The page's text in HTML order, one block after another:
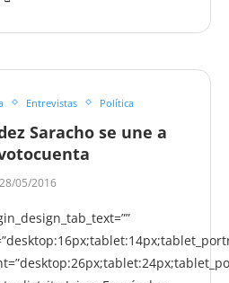
Entrevistas Política
Saracho se une a
28/05/2016